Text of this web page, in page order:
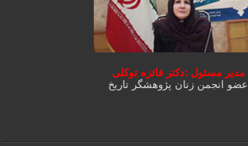
مدیر مسئول :دکتر فائزه توکلی
عضو انجمن زنان پژوهشگر تاریخ